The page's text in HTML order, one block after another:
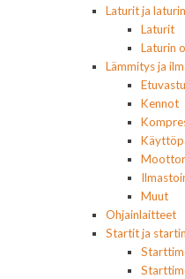
Laturit ja
Laturit
Laturin
Lämmitys ja
Kennot
Muut
Ohjainlaitteet
Startit ja